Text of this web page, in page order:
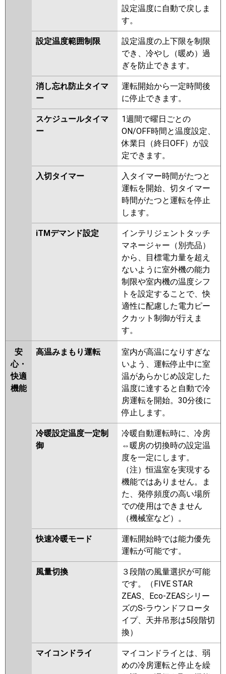
設定温度に自動で戻しま
す。
設定温度範囲制限
設定温度の上下限を制限
でき、冷やし（暖め）過
ぎを防止できます。
消し忘れ防止タイマ
ー
運転開始から一定時間後
に停止できます。
スケジュールタイマ
ー
1週間で曜日ごとの
ON/OFF時間と温度設定、
休業日（終日OFF）が設
定できます。
入切タイマー
入タイマー時間がたつと
運転を開始、切タイマー
時間がたつと運転を停止
します。
iTMデマンド設定
インテリジェントタッチ
マネージャー（別売品）
から、目標電力量を超え
ないように室外機の能力
制限や室内機の温度シフ
トを設定することで、快
適性に配慮した電力ピー
クカット制御が行えま
す。
安
心・
快適
機能
高温みまもり運転
室内が高温になりすぎな
いよう、運転停止中に室
温があらかじめ設定した
温度に達すると自動で冷
房運転を開始。30分後に
停止します。
冷暖設定温度一定制
御
冷暖自動運転時に、冷房
⇔暖房の切換時の設定温
度を一定にします。
（注）恒温室を実現する
機能ではありません。ま
た、発停頻度の高い場所
での使用はできません
（機械室など）。
快速冷暖モード
運転開始時では能力優先
運転が可能です。
風量切換
３段階の風量選択が可能
です。（FIVE STAR
ZEAS、Eco-ZEASシリー
ズのS-ラウンドフロータ
イプ、天井吊形は5段階切
換）
マイコンドライ
マイコンドライとは、弱
めの冷房運転と停止を繰